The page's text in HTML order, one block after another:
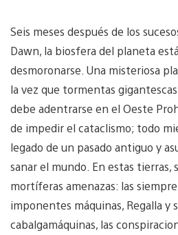
Seis meses después de los
Dawn, la biosfera del planeta
desmoronarse. Una misteriosa
la vez que tormentas
debe adentrarse en el Oeste
de impedir el cataclismo; todo
legado de un pasado antiguo y
sanar el mundo. En estas tierras,
mortíferas amenazas: las
imponentes máquinas, Regalla y
cabalgamáquinas, las